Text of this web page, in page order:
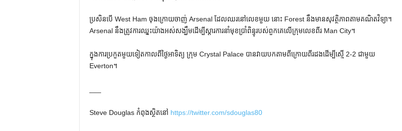
ប្រសិនបើ West Ham ចុងក្រោយចាញ់ Arsenal ដែលឈរនៅលេខមួយ នោះ Forest នឹងមានសុវត្ថិភាពតាមគណិតវិទ្យា។
Arsenal នឹង​ត្រូវការ​ឈ្នះ​យ៉ាង​អស់​សង្ឃឹម​ដើម្បី​ស្ដារ​ការ​នាំ​មុខ​ប្រាំ​ពិន្ទុ​របស់​ពួក​គេ​លើ​ក្រុម​លេខ​ពីរ Man City។
ក្នុង​ការ​ប្រកួត​មួយ​ទៀត​កាល​ពី​ថ្ងៃ​អាទិត្យ ក្រុម Crystal Palace បាន​វាយ​បក​តាម​ពី​ក្រោយ​ពីរ​ដង​ដើម្បី​ស្មើ 2-2 ជាមួយ
Everton។
Steve Douglas កំពុងស្ថិតនៅ https://twitter.com/sdouglas80